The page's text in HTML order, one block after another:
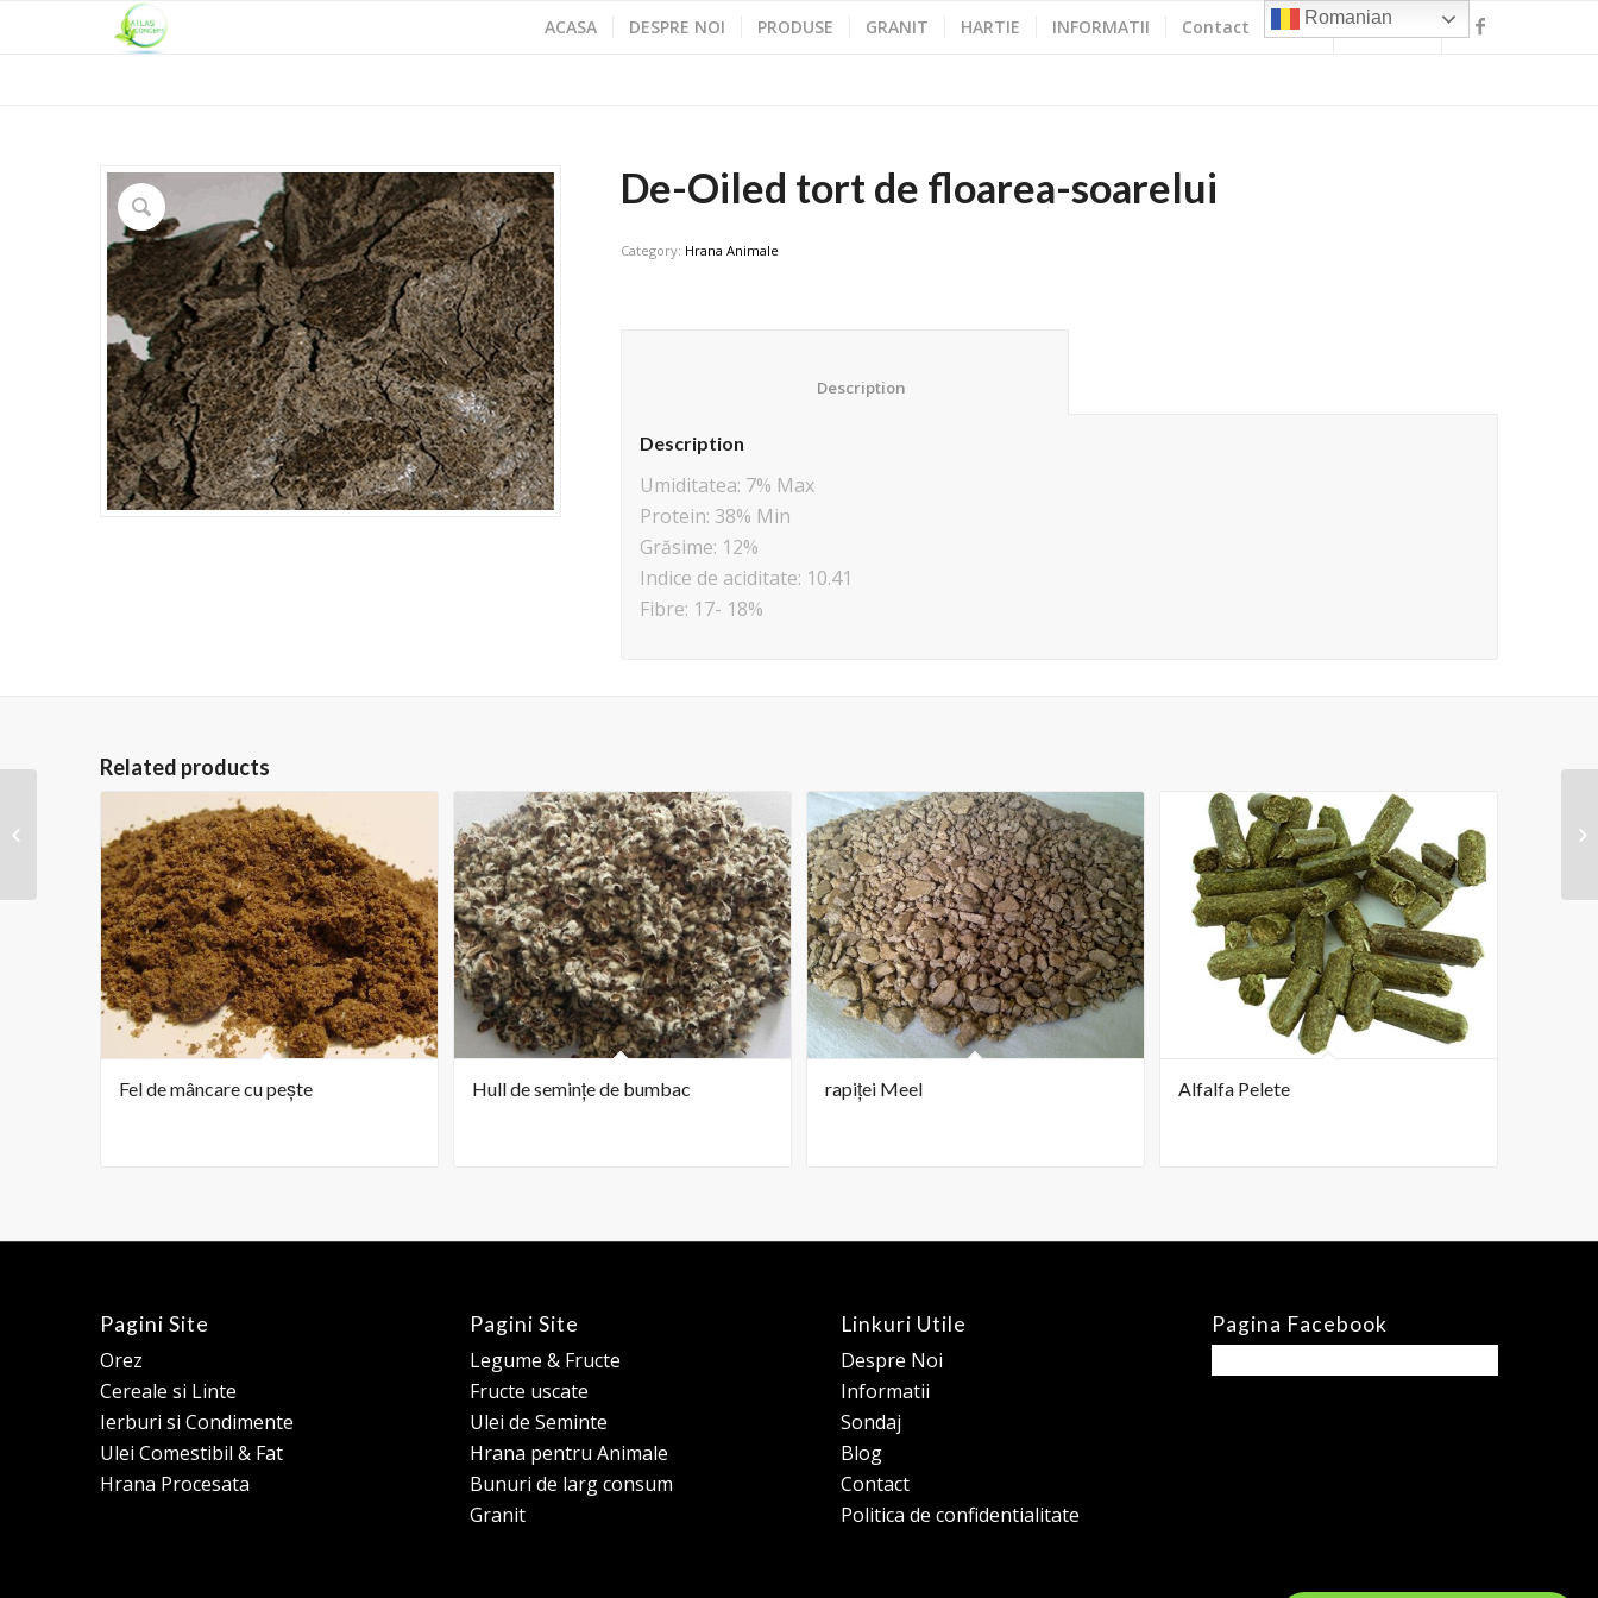
ACASA DESPRE NOI PRODUSE GRANIT HARTIE INFORMATII Contact
De-Oiled tort de floarea-soarelui
Category: Hrana Animale
Description
Umiditatea: 7% Max
Protein: 38% Min
Grăsime: 12%
Indice de aciditate: 10.41
Fibre: 17- 18%
Related products
Fel de mâncare cu pește Hull de semințe de bumbac rapiței Meel Alfalfa Pelete
Pagini Site
Orez
Cereale si Linte
Ierburi si Condimente
Ulei Comestibil & Fat
Hrana Procesata
Pagini Site
Legume & Fructe
Fructe uscate
Ulei de Seminte
Hrana pentru Animale
Bunuri de larg consum
Granit
Linkuri Utile
Despre Noi
Informatii
Sondaj
Blog
Contact
Politica de confidentialitate
Pagina Facebook
rapiței Meel
Romanian